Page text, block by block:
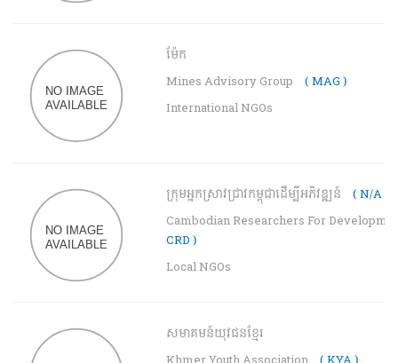
ម៉ែក
Mines Advisory Group ( MAG )
International NGOs
ក្រុមអ្នកស្រាវជ្រាវកម្ពុជាដើម្បីអភិវឌ្ឍន៍ ( N/A )
Cambodian Researchers For
CRD )
Local NGOs
សមាគមន៍យុវជនខ្មែរ